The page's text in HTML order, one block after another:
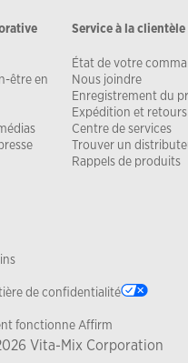
être en
Service à la clientèle
État de votre
Nous joindre
Enregistrement du
Expédition et retours
Centre de services
Trouver un
Rappels de produits
de confidentialité
fonctionne Affirm
Vita-Mix Corporation